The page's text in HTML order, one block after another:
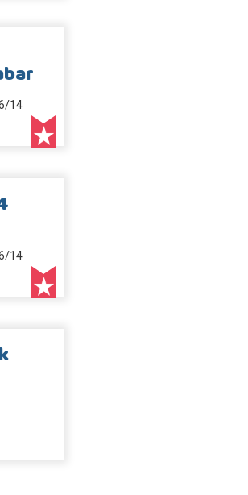
14
14